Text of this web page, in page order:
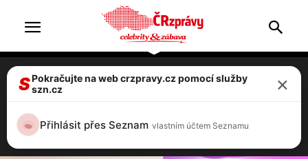
Stylista Filip Vaněk jedovatě kritizoval
Hranáč
SPokračujte na web crzpravy.cz pomocí služby
szn.cz
×
Přihlásit přes Seznam vlastním účtem Seznamu